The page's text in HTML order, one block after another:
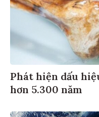
Phát hiện dấu
hơn 5.300 năm